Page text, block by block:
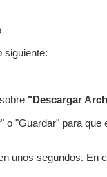
siguiente:
"Descargar
o "Guardar" para que
unos segundos. En